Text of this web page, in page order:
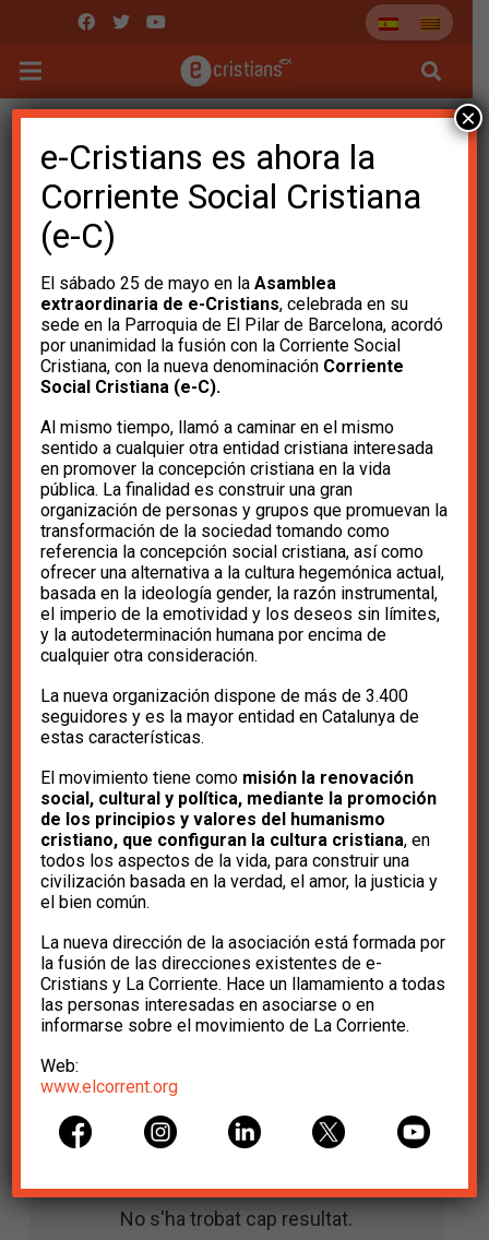
Josep Miró i Ardèvol:
Los 20 pecados del
Gobierno Sánchez
fa 6 anys e-Cristians
En este vídeo el presidente de e-Cristians,
actual Gobierno bipartito del PSOE y Unidas
Podemos.
Entrades relacionades
No s'ha trobat cap resultat.
e-Cristians es ahora la
Corriente Social Cristiana
(e-C)
El sábado 25 de mayo en laAsamblea
extraordinaria de e-Cristians, celebrada en su
sede en la Parroquia de El Pilar de Barcelona, ​​acordó
por unanimidad la fusión con la Corriente Social
Cristiana, con la nueva denominación Corriente
Social Cristiana (e-C).
Al mismo tiempo, llamó a caminar en el mismo
sentido a cualquier otra entidad cristiana interesada
en promover la concepción cristiana en la vida
pública. La finalidad es construir una gran
organización de personas y grupos que promuevan la
transformación de la sociedad tomando como
referencia la concepción social cristiana, así como
ofrecer una alternativa a la cultura hegemónica actual,
basada en la ideología gender, la razón instrumental,
el imperio de la emotividad y los deseos sin límites,
y la autodeterminación humana por encima de
cualquier otra consideración.
La nueva organización dispone de más de 3.400
seguidores y es la mayor entidad en Catalunya de
estas características.
El movimiento tiene como misión la renovación
social, cultural y política, mediante la promoción
de los principios y valores del humanismo
cristiano, que configuran la cultura cristiana, en
todos los aspectos de la vida, para construir una
civilización basada en la verdad, el amor, la justicia y
el bien común.
La nueva dirección de la asociación está formada por
la fusión de las direcciones existentes de e-
Cristians y La Corriente. Hace un llamamiento a todas
las personas interesadas en asociarse o en
informarse sobre el movimiento de La Corriente.
Web:
www.elcorrent.org
×